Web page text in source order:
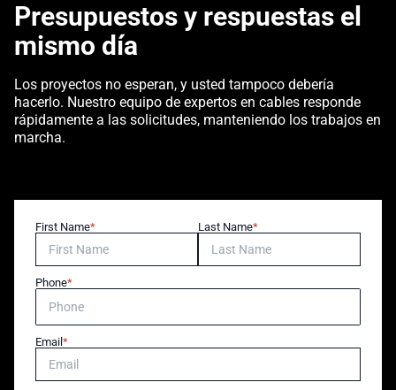
Presupuestos y respuestas el
mismo día
Los proyectos no esperan, y usted tampoco debería
hacerlo. Nuestro equipo de expertos en cables responde
rápidamente a las solicitudes, manteniendo los trabajos en
marcha.
First Name Last Name
Phone
Email